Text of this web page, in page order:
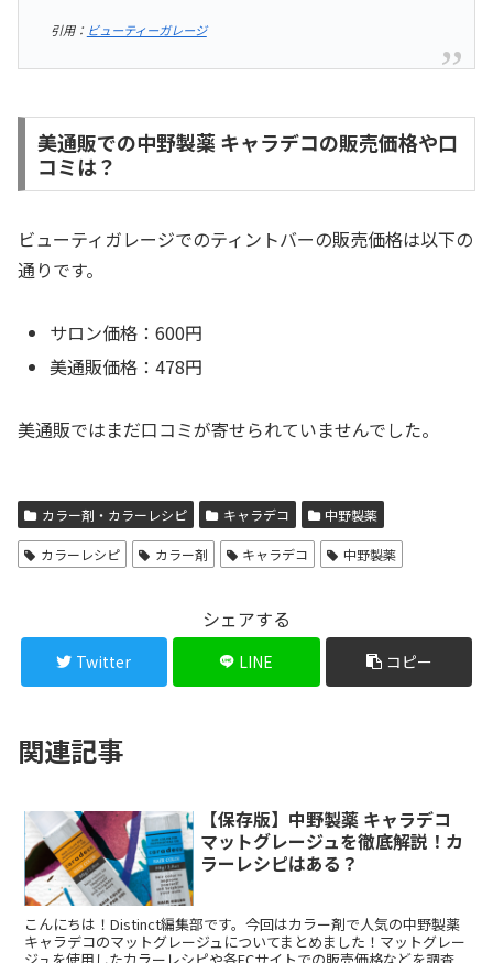
引用： ビューティーガレージ
美通販での中野製薬 キャラデコの販売価格や口
コミは？
ビューティガレージでのティントバーの販売価格は以下の
通りです。
サロン価格：600円
美通販価格：478円
美通販ではまだ口コミが寄せられていませんでした。
カラー剤・カラーレシピ キャラデコ 中野製薬
カラーレシピ カラー剤 キャラデコ 中野製薬
シェアする
Twitter LINE コピー
関連記事
【保存版】中野製薬 キャラデコ
マットグレージュを徹底解説！カ
ラーレシピはある？
こんにちは！Distinct編集部です。今回はカラー剤で人気の中野製薬
キャラデコのマットグレージュについてまとめました！マットグレー